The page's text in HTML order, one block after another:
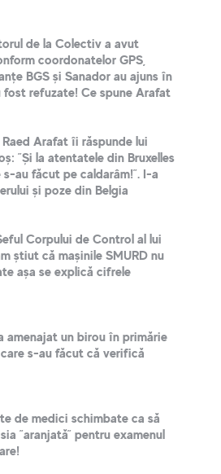
de la Colectiv a avut
coordonatelor GPS,
BGS și Sanador au ajuns în
fost refuzate! Ce spune Arafat
Arafat îi răspunde lui
”Și la atentatele din Bruxelles
au făcut pe caldarâm!”. I-a
și poze din Belgia
Corpului de Control al lui
știut că mașinile SMURD nu
așa se explică cifrele
amenajat un birou în primărie
s-au făcut că verifică
de medici schimbate ca să
”aranjată” pentru examenul